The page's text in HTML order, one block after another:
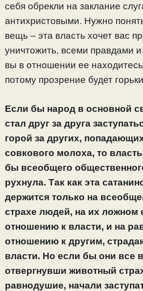
себя обрекли на заклание
антихристовыми. Нужно
вещь – эта власть хочет вас
уничтожить, всеми правдами
вы в отношении ее
потому прозрение будет
Если бы народ в основной
стал друг за друга
горой за других,
совкового молоха, то
бы всеобщего
рухнула. Так как эта
держится только на
страхе людей, на их ложном
отношению к власти, и на
отношению к другим,
власти. Но если бы они все
отвергнувши животный
равнодушие, начали